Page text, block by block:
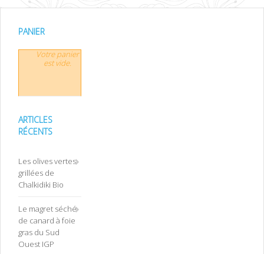
PANIER
Votre panier
est vide.
ARTICLES
RÉCENTS
Les olives vertes
grillées de
Chalkidiki Bio
Le magret séché
de canard à foie
gras du Sud
Ouest IGP